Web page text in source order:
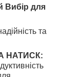
Вибір для
та
НАТИСК: